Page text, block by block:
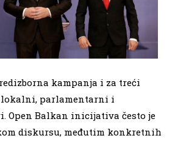
kampanja i za treći
parlamentarni i
Open Balkan inicijativa često je
diskursu, međutim konkretnih